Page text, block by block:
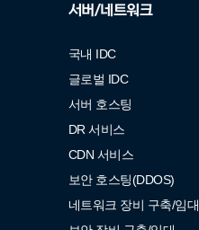
서버/네트워크
국내 IDC
글로벌 IDC
서버 호스팅
DR 서비스
CDN 서비스
보안 호스팅(DDOS)
네트워크 장비 구축/임대